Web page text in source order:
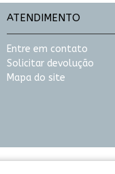
ATENDIMENTO
Entre em contato
Solicitar devolução
Mapa do site